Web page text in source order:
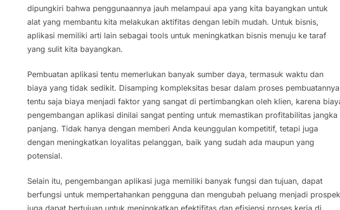
dipungkiri bahwa penggunaannya jauh melampaui apa yang kita bayangkan untuk
alat yang membantu kita melakukan aktifitas dengan lebih mudah. Untuk bisnis,
aplikasi memiliki arti lain sebagai tools untuk meningkatkan bisnis menuju ke taraf
yang sulit kita bayangkan.
Pembuatan aplikasi tentu memerlukan banyak sumber daya, termasuk waktu dan
biaya yang tidak sedikit. Disamping kompleksitas besar dalam proses
tentu saja biaya menjadi faktor yang sangat di pertimbangkan oleh klien, karena
pengembangan aplikasi dinilai sangat penting untuk memastikan profitabilitas jangka
panjang. Tidak hanya dengan memberi Anda keunggulan kompetitif, tetapi juga
dengan meningkatkan loyalitas pelanggan, baik yang sudah ada maupun yang
potensial.
Selain itu, pengembangan aplikasi juga memiliki banyak fungsi dan tujuan, dapat
berfungsi untuk mempertahankan pengguna dan mengubah peluang menjadi
juga dapat bertujuan untuk meningkatkan efektifitas dan efisiensi proses kerja di